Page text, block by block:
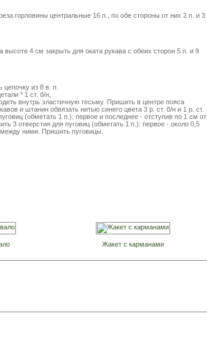
горловины центральные 16 п., по обе стороны от них 2 п. и 3
4 см закрыть для оката рукава с обеих сторон 5 п. и 9
из 8 в. п.
* 1 ст. б/н,
внутрь эластичную тесьму. Пришить в центре пояса
и штанин обвязать нитью синего цвета 3 р. ст. б/н и 1 р. ст.
(обметать 1 п.): первое и последнее - отступив по 1 см от
3 отверстия для пуговиц (обметать 1 п.): первое - около 0,5
ними. Пришить пуговицы.
Жакет с карманами